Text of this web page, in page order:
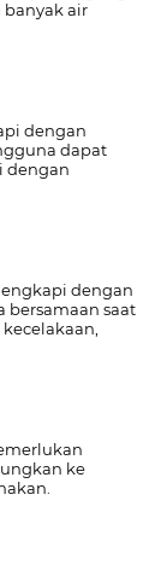
air
dengan
dapat
dengan
dengan
bersamaan saat
ke